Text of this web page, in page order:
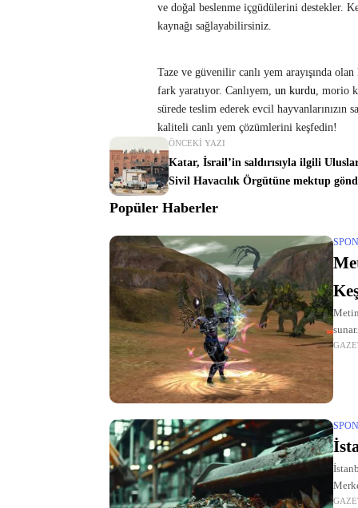
ve doğal beslenme içgüdülerini destekler.
kaynağı sağlayabilirsiniz.
Taze ve güvenilir canlı yem arayışında
fark yaratıyor. Canlıyem, un kurdu, morio
sürede teslim ederek evcil hayvanlarınızın
kaliteli canlı yem çözümlerini keşfedin!
ÖNCEKI YAZI
Katar, İsrail’in saldırısıyla ilgili
Sivil Havacılık Örgütüne mektup
Popüler Haberler